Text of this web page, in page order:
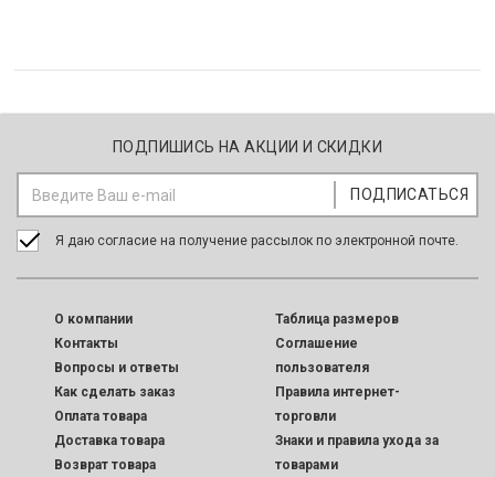
ПОДПИШИСЬ НА АКЦИИ И СКИДКИ
Я даю согласие на получение рассылок по электронной почте.
O компании
Контакты
Вопросы и ответы
Как сделать заказ
Оплата товара
Доставка товара
Возврат товара
Таблица размеров
Соглашение
пользователя
Правила интернет-
торговли
Знаки и правила ухода за
товарами